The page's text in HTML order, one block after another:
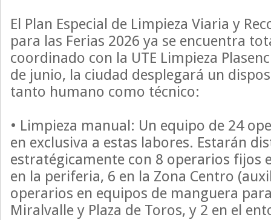
El Plan Especial de Limpieza Viaria y
para las Ferias 2026 ya se encuentra
coordinado con la UTE Limpieza
de junio, la ciudad desplegará un
tanto humano como técnico:
• Limpieza manual: Un equipo de 24
en exclusiva a estas labores. Estarán
estratégicamente con 8 operarios fijos
en la periferia, 6 en la Zona Centro
operarios en equipos de manguera
Miralvalle y Plaza de Toros, y 2 en el